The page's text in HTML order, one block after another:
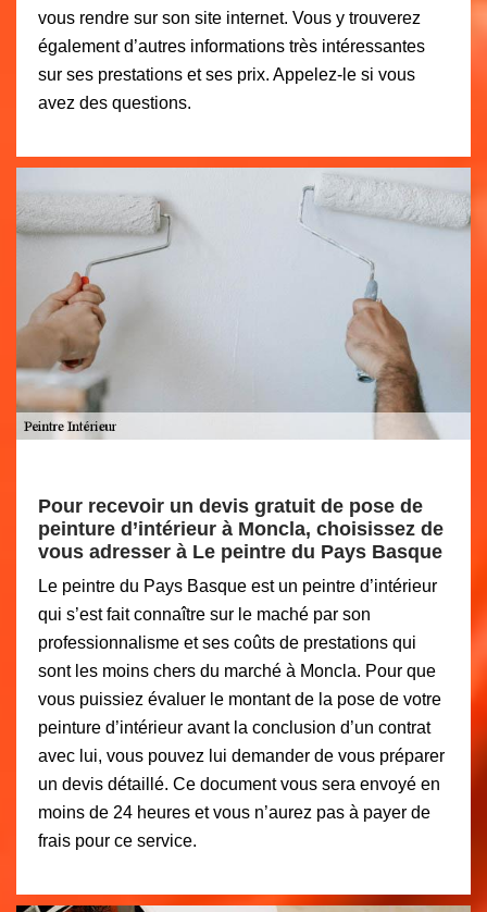
vous rendre sur son site internet. Vous y trouverez
également d’autres informations très intéressantes
sur ses prestations et ses prix. Appelez-le si vous
avez des questions.
Pour recevoir un devis gratuit de pose de
peinture d’intérieur à Moncla, choisissez de
vous adresser à Le peintre du Pays Basque
Le peintre du Pays Basque est un peintre d’intérieur
qui s’est fait connaître sur le maché par son
professionnalisme et ses coûts de prestations qui
sont les moins chers du marché à Moncla. Pour que
vous puissiez évaluer le montant de la pose de votre
peinture d’intérieur avant la conclusion d’un contrat
avec lui, vous pouvez lui demander de vous préparer
un devis détaillé. Ce document vous sera envoyé en
moins de 24 heures et vous n’aurez pas à payer de
frais pour ce service.